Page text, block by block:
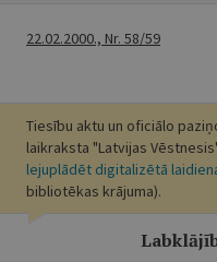
22.02.2000., Nr. 58/59
Tiesību aktu un oficiālo
laikraksta "Latvijas
lejuplādēt digitalizētā
bibliotēkas krājuma).